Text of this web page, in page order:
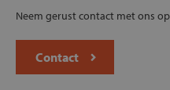
Neem gerust contact met ons
Contact